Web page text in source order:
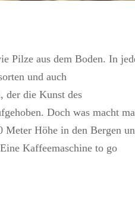
Pilze aus dem Boden. In
und auch
der die Kunst des
Doch was macht
Meter Höhe in den Bergen
Kaffeemaschine to go